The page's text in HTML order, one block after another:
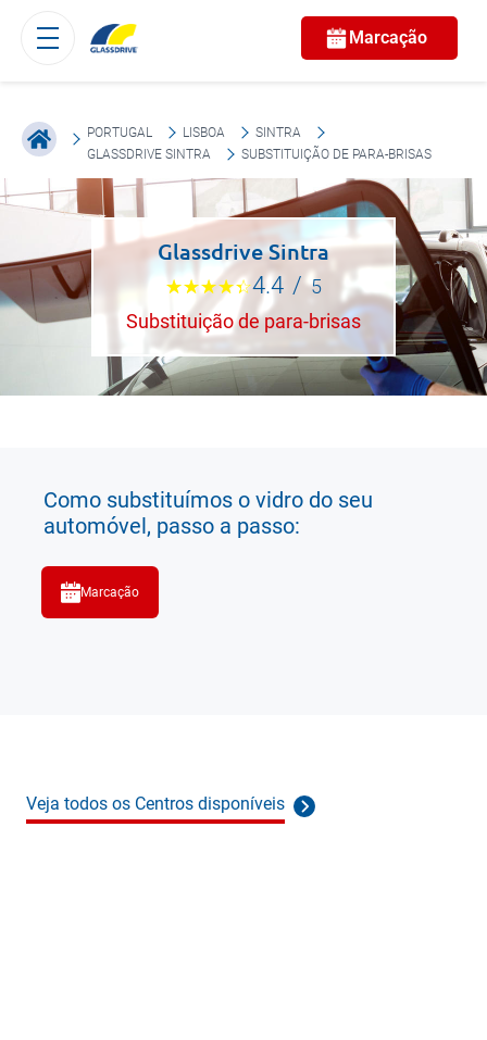
Marcação
PORTUGAL LISBOA
SINTRA
GLASSDRIVE SINTRA
SUBSTITUIÇÃO DE PARA-BRISAS
Glassdrive Sintra
4.4 / 5
Substituição de para-brisas
Como substituímos o vidro do seu
automóvel, passo a passo:
Marcação
Veja todos os Centros disponíveis